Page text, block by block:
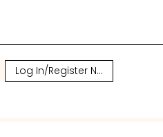
Log In/Register Now